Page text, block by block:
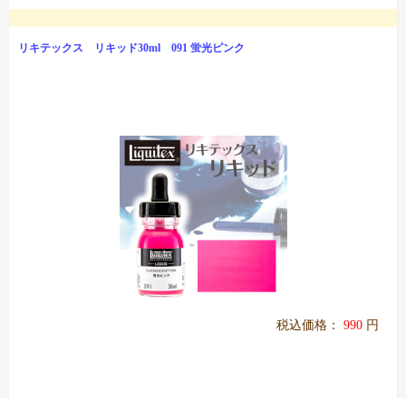
リキテックス リキッド30ml 091 蛍光ピンク
税込価格： 990 円